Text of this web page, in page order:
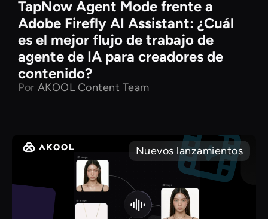
TapNow Agent Mode frente a
Adobe Firefly AI Assistant: ¿Cuál
es el mejor flujo de trabajo de
agente de IA para creadores de
contenido?
Por AKOOL Content Team
Nuevos lanzamientos